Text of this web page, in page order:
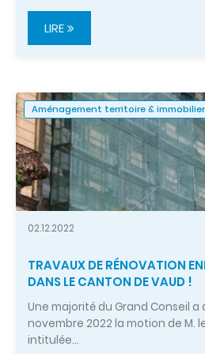
LIRE
Aménagement territoire & immobilier
02.12.2022
TRAVAUX DE RÉNOVATION
DANS LE CANTON DE VAUD !
Une majorité du Grand Conseil
novembre 2022 la motion de M.
intitulée…